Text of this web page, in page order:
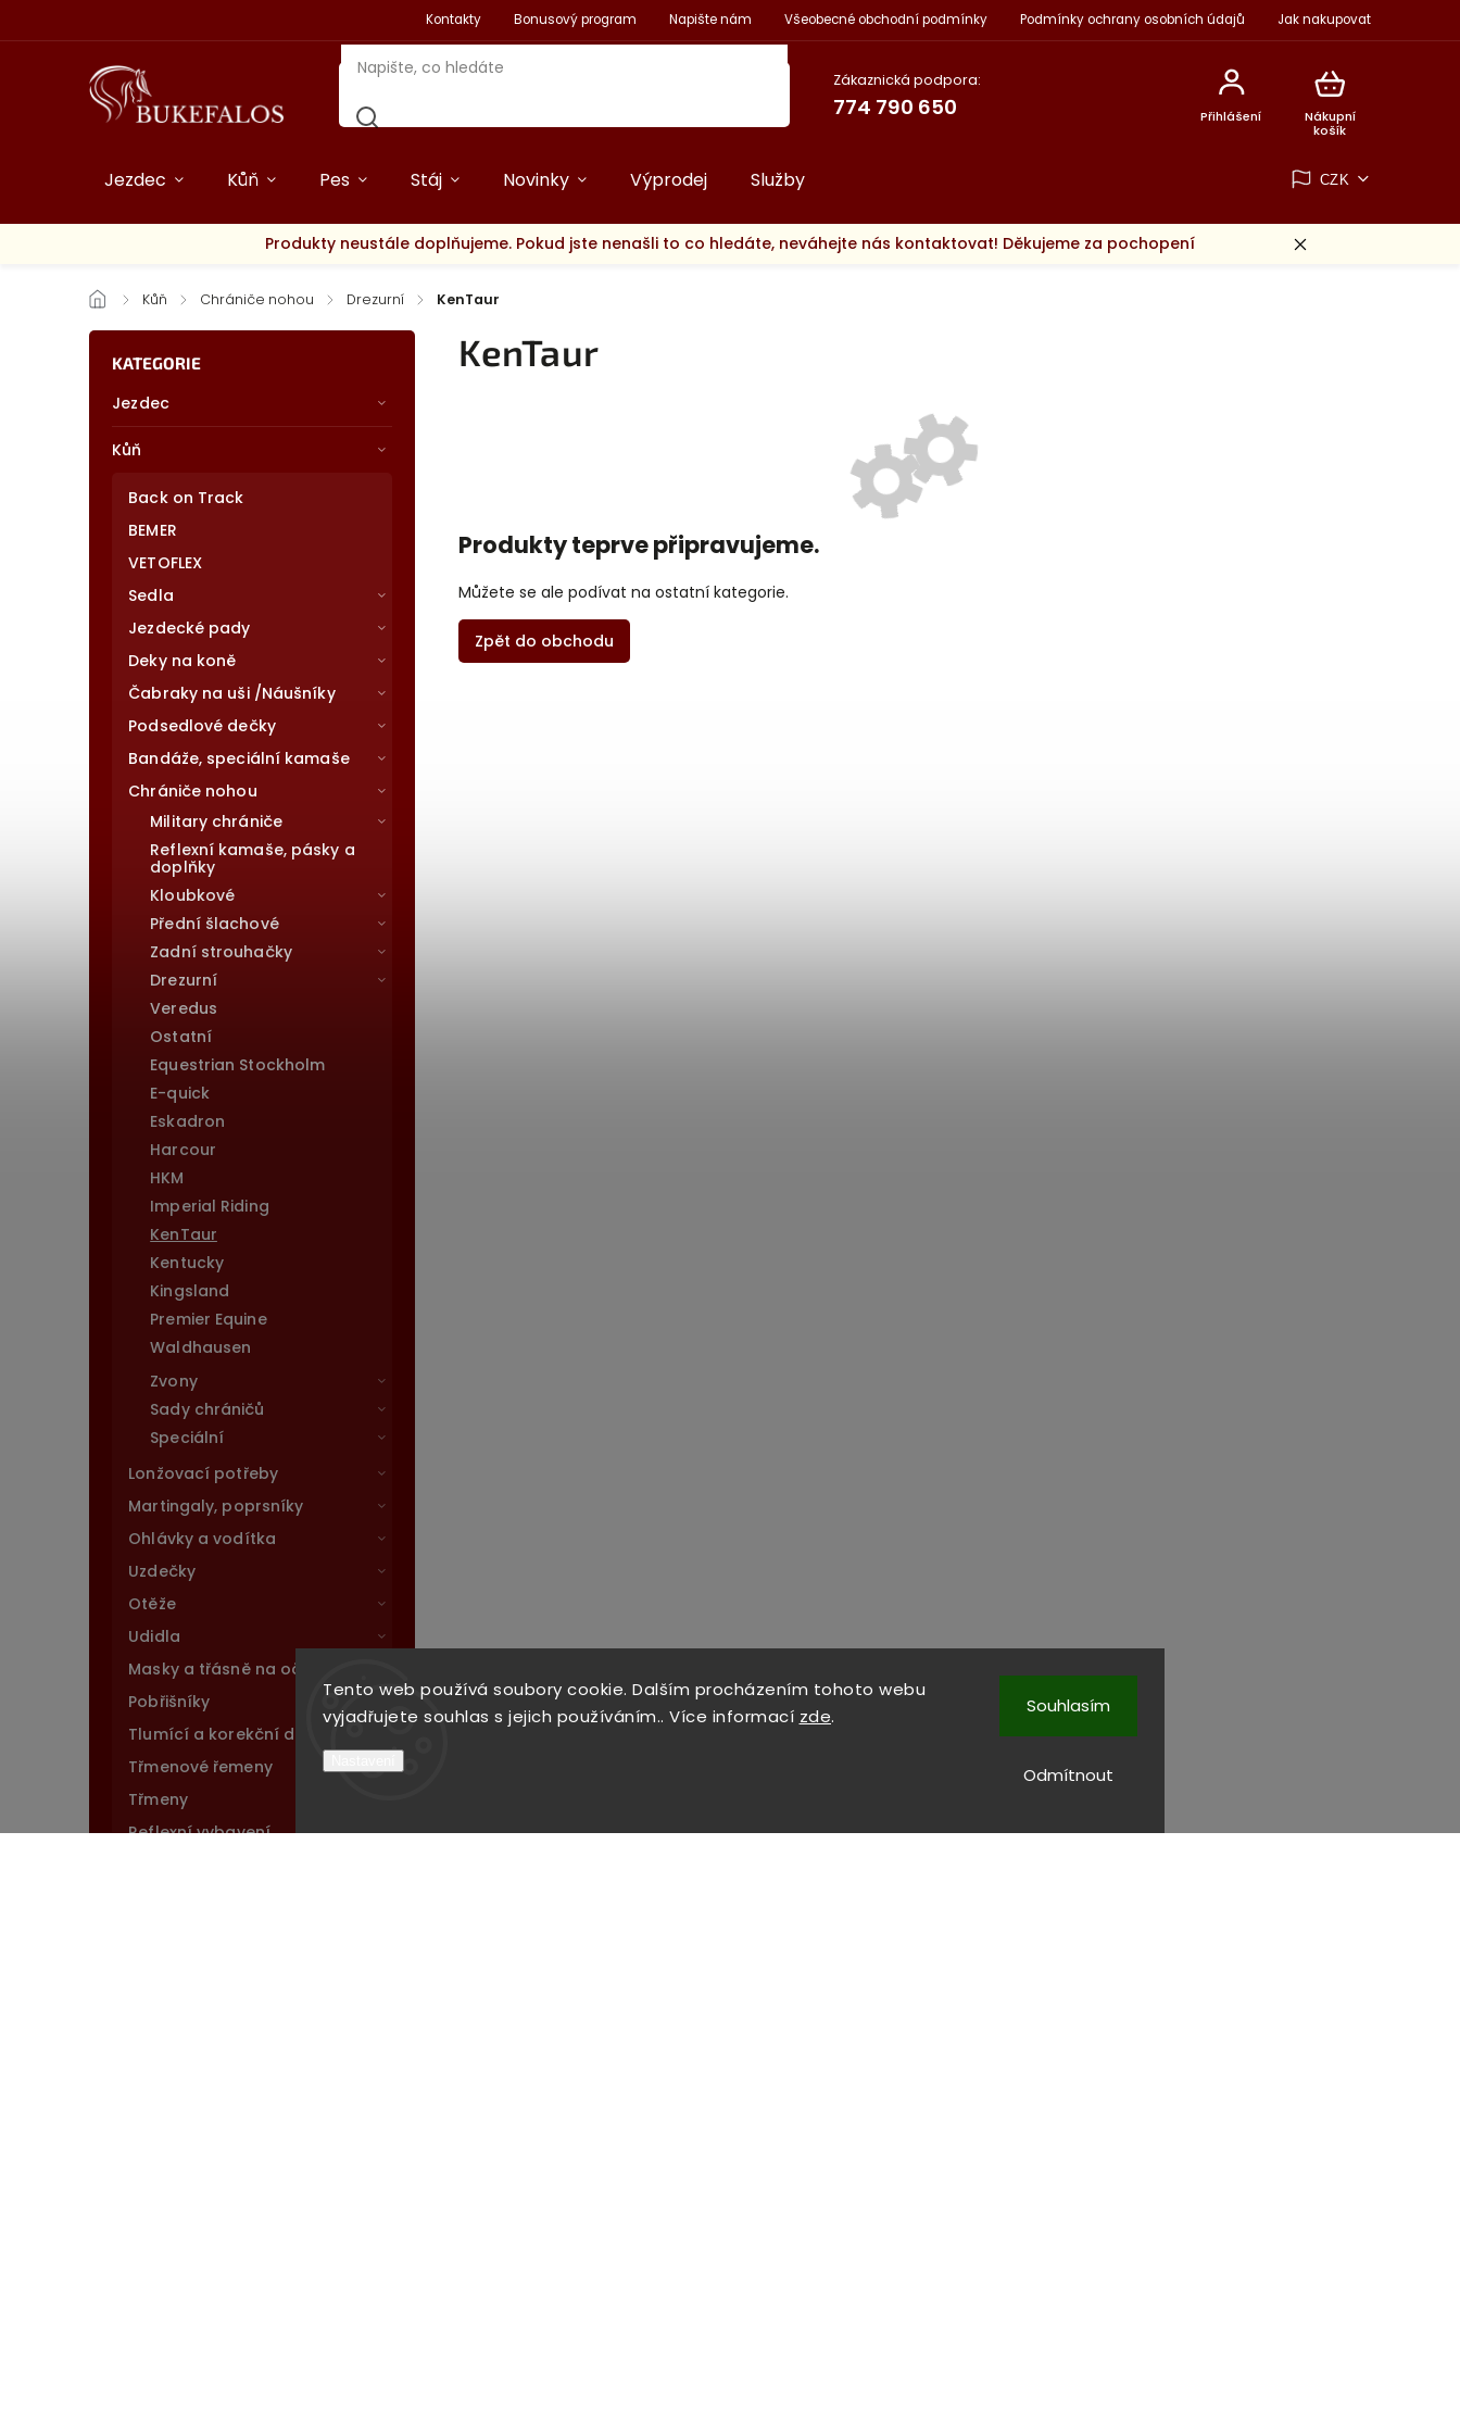
Tento web používá soubory cookie. Dalším procházením tohoto webu
vyjadřujete souhlas s jejich používáním.. Více informací zde.
Odmítnout
Souhlasím
Kontakty Bonusový program Napište nám Všeobecné obchodní podmínky Podmínky ochrany osobních údajů Jak nakupovat
Zákaznická podpora:
774 790 650
Nákupní
košík
Přihlášení
CZK
Jezdec Kůň Pes Stáj Novinky Výprodej Služby
Produkty neustále doplňujeme. Pokud jste nenašli to co hledáte, neváhejte nás kontaktovat! Děkujeme za pochopení
/ Kůň / Chrániče nohou / Drezurní / KenTaur
KATEGORIE
Jezdec
Kůň
Back on Track
BEMER
VETOFLEX
Sedla
Jezdecké pady
Deky na koně
Čabraky na uši /Náušníky
Podsedlové dečky
Bandáže, speciální kamaše
Chrániče nohou
Military chrániče
Reflexní kamaše, pásky a
doplňky
Kloubkové
Přední šlachové
Zadní strouhačky
Drezurní
Veredus
Ostatní
Equestrian Stockholm
E-quick
Eskadron
Harcour
HKM
Imperial Riding
KenTaur
Kentucky
Kingsland
Premier Equine
Waldhausen
Zvony
Sady chráničů
Speciální
Lonžovací potřeby
Martingaly, poprsníky
Ohlávky a vodítka
Uzdečky
Otěže
Udidla
Masky a třásně na oči
Pobřišníky
Tlumící a korekční dečky
Třmenové řemeny
Třmeny
Reflexní vybavení
KenTaur
Produkty teprve připravujeme.
Můžete se ale podívat na ostatní kategorie.
Zpět do obchodu